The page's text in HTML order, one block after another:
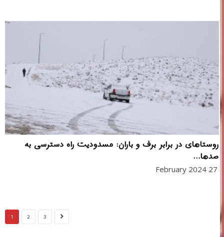
روستاهای در برابر برف و باران: مسدودیت راه دسترسی به
صدها...
27 February 2024
2 3